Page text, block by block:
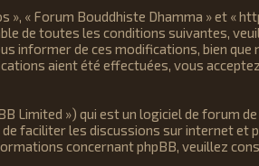
», « Forum Bouddhiste Dhamma » et
de toutes les conditions suivantes,
informer de ces modifications, bien
aient été effectuées, vous
Limited ») qui est un logiciel de forum
faciliter les discussions sur internet et
concernant phpBB, veuillez